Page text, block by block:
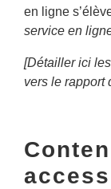
en ligne
service en
[Détailler ici
vers le rapport